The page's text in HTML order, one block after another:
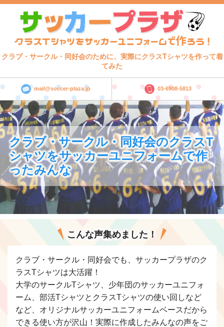
クラブ・サークル・同好会のために、実際にクラスTシャツを作って着
てみた
mail@soccer-plaza.jp 03-6908-5813
クラブ・サークル・同好会のクラスT
シャツをサッカーユニフォームで作
ったみんな
こんな声集めました！
クラブ・サークル・同好会でも、サッカープラザのク
ラスTシャツは大活躍！
大学のサークルTシャツ、少年団のサッカーユニフォ
ーム、部活TシャツとクラスTシャツの使い回しなど
など、オリジナルサッカーユニフォームベースだから
できる使い方が沢山！実際に作成したみんなの声をご